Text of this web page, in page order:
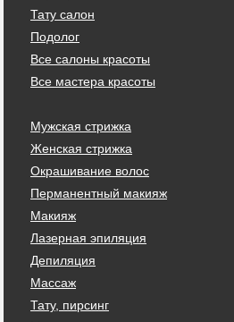
Тату салон
Подолог
Все салоны красоты
Все мастера красоты
Мужская стрижка
Женская стрижка
Окрашивание волос
Перманентный макияж
Макияж
Лазерная эпиляция
Депиляция
Массаж
Тату, пирсинг